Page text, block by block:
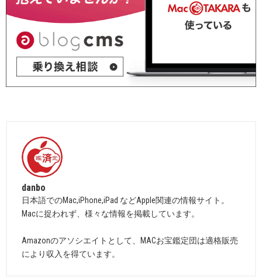
danbo
日本語でのMac,iPhone,iPad などApple関連の情報サイト。
Macに捉われず、様々な情報を掲載しています。
Amazonのアソシエイトとして、MACお宝鑑定団は適格販売
により収入を得ています。